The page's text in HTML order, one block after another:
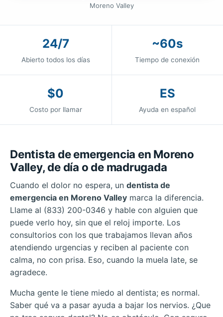
Moreno Valley
24/7
Abierto todos los días
~60s
Tiempo de conexión
$0
Costo por llamar
ES
Ayuda en español
Dentista de emergencia en Moreno
Valley, de día o de madrugada
Cuando el dolor no espera, un dentista de
emergencia en Moreno Valley marca la diferencia.
Llame al (833) 200-0346 y hable con alguien que
puede verlo hoy, sin que el reloj importe. Los
consultorios con los que trabajamos llevan años
atendiendo urgencias y reciben al paciente con
calma, no con prisa. Eso, cuando la muela late, se
agradece.
Mucha gente le tiene miedo al dentista; es normal.
Saber qué va a pasar ayuda a bajar los nervios. ¿Que